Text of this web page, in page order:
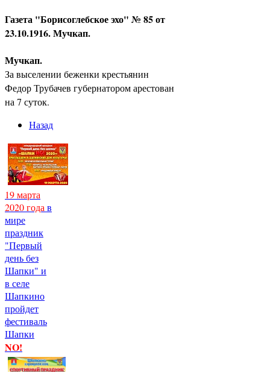
Газета "Борисоглебское эхо" № 85 от
23.10.1916. Мучкап.
Мучкап.
За выселении беженки крестьянин
Федор Трубачев губернатором арестован
на 7 суток.
Назад
19 марта
2020 года в
мире
праздник
"Первый
день без
Шапки" и
в селе
Шапкино
пройдет
фестиваль
Шапки
NO!